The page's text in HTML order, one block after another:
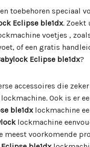
toebehoren speciaal
Eclipse ble1dx. Zoekt
voetjes ,
of een gratis
Eclipse ble1dx?
accessoires die
Ook is er
ble1dxlockmachine
lockmachine
meest voorkomende